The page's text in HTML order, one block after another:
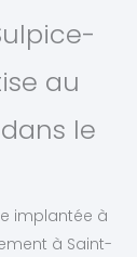
au
le
implantée à
à Saint-